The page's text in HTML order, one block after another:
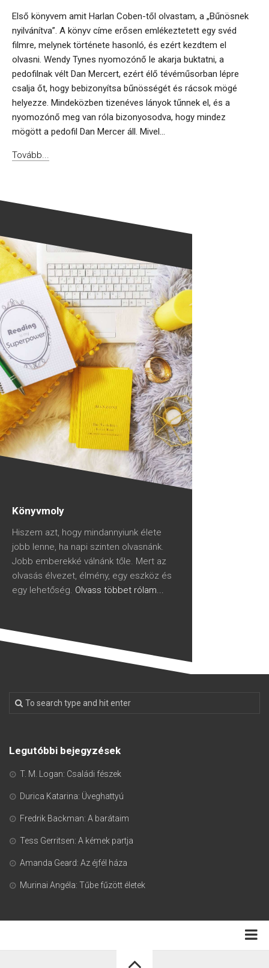
Első könyvem amit Harlan Coben-től olvastam, a „Bűnösnek
nyilvánítva”. A könyv címe erősen emlékeztetett egy svéd
filmre, melynek története hasonló, és ezért kezdtem el
olvasni. Wendy Tynes nyomozónő le akarja buktatni, a
pedofilnak vélt Dan Mercert, ezért élő tévéműsorban lépre
csalja őt, hogy bebizonyítsa bűnösségét és rácsok mögé
helyezze. Mindeközben tizenéves lányok tűnnek el, és a
nyomozónő meg van róla bizonyosodva, hogy mindez
mögött a pedofil Dan Mercer áll. Mivel...
Tovább...
Könyvmoly
Hiszem azt, hogy mindannyiunk élete
jobb lenne, ha napi szinten olvasnánk.
Jobb emberekké válnánk tőle. Mert az
olvasás élvezet, élmény, egy eszköz és
egy lehetőség. Olvass többet rólam...
Legutóbbi bejegyzések
T. M. Logan: Családi fészek
Durica Katarina: Üveghattyú
Fredrik Backman: A barátaim
Tess Gerritsen: A kémek partja
Amanda Geard: Az éjfél háza
Murinai Angéla: Tűbe fűzött életek